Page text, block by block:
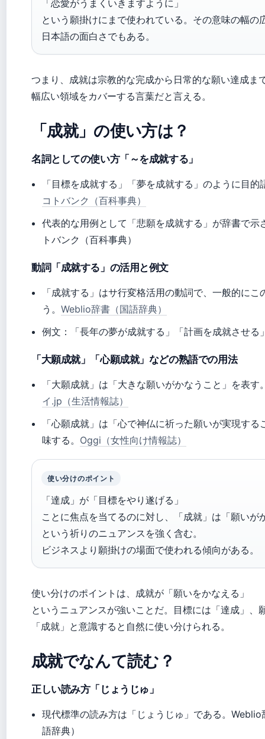
「恋愛がうまくいきますように」
という願掛けにまで使われている。その意味の幅の
日本語の面白さでもある。
つまり、成就は宗教的な完成から日常的な願い達成ま
幅広い領域をカバーする言葉だと言える。
「成就」の使い方は？
名詞としての使い方「～を成就する」
「目標を成就する」「夢を成就する」のように目的
コトバンク（百科事典）
代表的な用例として「悲願を成就する」が辞書で示
トバンク（百科事典）
動詞「成就する」の活用と例文
「成就する」はサ行変格活用の動詞で、一般的にこ
う。Weblio辞書（国語辞典）
例文：「長年の夢が成就する」「計画を成就させる
「大願成就」「心願成就」などの熟語での用法
「大願成就」は「大きな願いがかなうこと」を表す
イ.jp（生活情報誌）
「心願成就」は「心で神仏に祈った願いが実現する
味する。 Oggi（女性向け情報誌）
使い分けのポイント
「達成」が「目標をやり遂げる」
ことに焦点を当てるのに対し、「成就」は「願いが
という祈りのニュアンスを強く含む。
ビジネスより願掛けの場面で使われる傾向がある。
使い分けのポイントは、成就が「願いをかなえる」
というニュアンスが強いことだ。目標には「達成」、
「成就」と意識すると自然に使い分けられる。
成就でなんて読む？
正しい読み方「じょうじゅ」
現代標準の読み方は「じょうじゅ」である。Weblio
語辞典）